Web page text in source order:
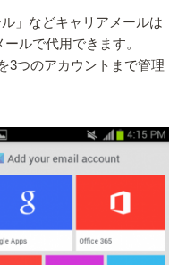
」などキャリアメールは
ルで代用できます。
3つのアカウントまで管理